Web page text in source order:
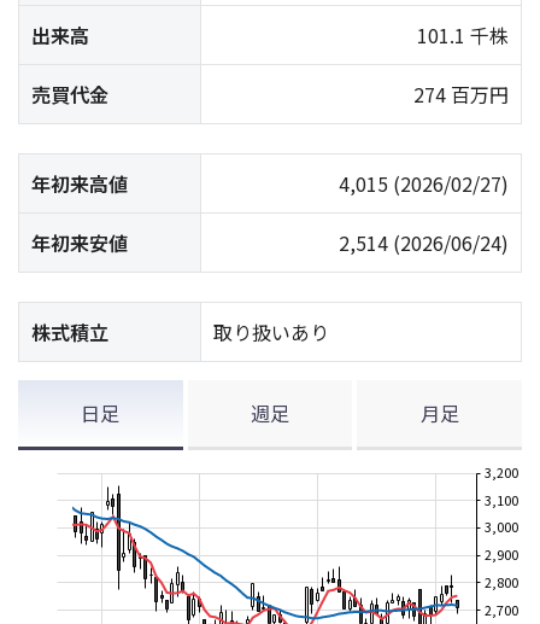
出来高 101.1 千株
売買代金 274 百万円
年初来高値 4,015 (2026/02/27)
年初来安値 2,514 (2026/06/24)
株式積立 取り扱いあり
日足 週足 月足
2,700
2,800
2,900
3,000
3,100
3,200